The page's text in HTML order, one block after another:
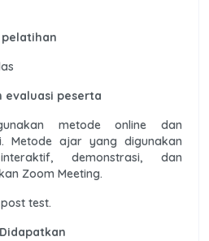
peserta
metode online dan
Metode ajar yang digunakan
demonstrasi, dan
Zoom Meeting.
test.